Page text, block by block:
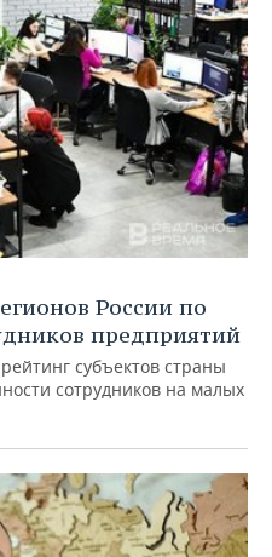
России по
предприятий
субъектов страны
сотрудников на малых